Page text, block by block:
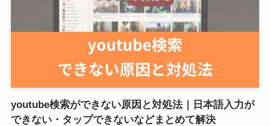
youtube検索ができない原因と対処法｜日本語入力が
できない・タップできないなどまとめて解決